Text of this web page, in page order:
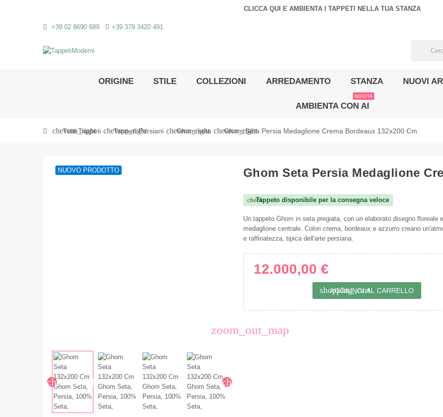
CLICCA QUI E AMBIENTA I TAPPETI NELLA TUA STANZA
+39 02 8690 689 +39 379 3420 491
ORIGINE STILE COLLEZIONI ARREDAMENTO STANZA NUOVI
AMBIENTA CON AI
NOVITA
chevron_right
Tutti Tappeti chevron_right
Tappeti Persiani chevron_right
Ghom seta chevron_right
Ghom Seta Persia Medaglione Crema Bordeaux 132x200 Cm
zoom_out_map
chevron_left chevron_right
NUOVO PRODOTTO Ghom Seta Persia Medaglione
check
Tappeto disponibile per la consegna veloce
Un tappeto Ghom in seta pregiata, con un elaborato disegno floreale
medaglione centrale. Colori crema, bordeaux e azzurro creano
e raffinatezza, tipica dell'arte persiana.
12.000,00 €
shopping_cart
AGGIUNGI AL CARRELLO